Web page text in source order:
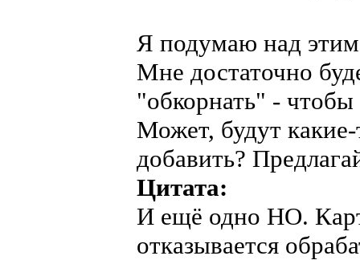
Я подумаю над этим
Мне достаточно
"обкорнать" -
Может, будут
добавить?
Цитата:
И ещё одно НО.
отказывается